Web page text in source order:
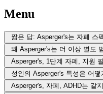
Menu
짧은 답: Asperger's는 자폐 스
왜 Asperger's는 더 이상 별도
Asperger's, 1단계 자폐, 지원
성인의 Asperger's 특성은 어
Asperger's, 자폐, ADHD는 같